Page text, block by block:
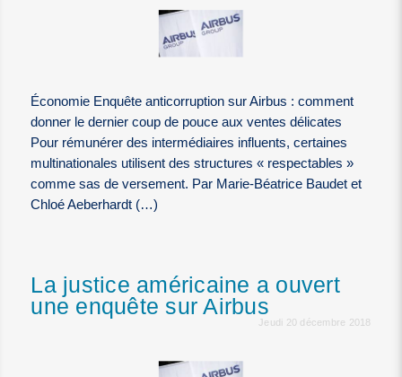
Économie Enquête anticorruption sur Airbus : comment
donner le dernier coup de pouce aux ventes délicates
Pour rémunérer des intermédiaires influents, certaines
multinationales utilisent des structures « respectables »
comme sas de versement. Par Marie-Béatrice Baudet et
Chloé Aeberhardt (…)
La justice américaine a ouvert
une enquête sur Airbus
Jeudi 20 décembre 2018